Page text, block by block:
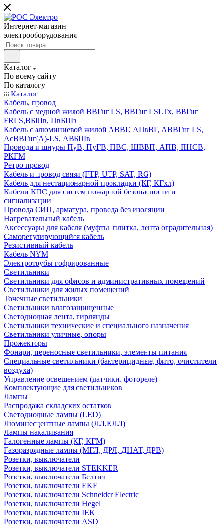
Интернет-магазин
электрооборудования
Каталог
По всему сайту
По каталогу
Каталог
Кабель, провод
Кабель с медной жилой ВВГнг LS, ВВГнг LSLTx, ВВГнг
FRLS,ВБШв, ПвБШв
Кабель с алюминиевой жилой АВВГ, АПвВГ, АВВГнг LS,
АсВВГнг(А)-LS, АВБШв
Провода и шнуры ПуВ, ПуГВ, ПВС, ШВВП, АПВ, ПНСВ,
РКГМ
Ретро провод
Кабель и провод связи (FTP, UTP, SAT, RG)
Кабель для нестационарной прокладки (КГ, КГхл)
Кабели КПС для систем пожарной безопасности и
сигнализации
Провода СИП, арматура, провода без изоляции
Нагревательный кабель
Аксессуары для кабеля (муфты, плитка, лента оградительная)
Саморегулирующийся кабель
Резистивный кабель
Кабель NYM
Электротрубы гофрированные
Светильники
Светильники для офисов и административных помещений
Светильники для жилых помещений
Точечные светильники
Светильники влагозащищенные
Светодиодная лента, гирлянды
Светильники технические и специального назначения
Светильники уличные, опоры
Прожекторы
Фонари, переносные светильники, элементы питания
Специальные светильники (бактерицидные, фито, очистители
воздуха)
Управление освещением (датчики, фотореле)
Комплектующие для светильников
Лампы
Распродажа складских остатков
Светодиодные лампы (LED)
Люминесцентные лампы (ЛЛ,КЛЛ)
Лампы накаливания
Галогенные лампы (КГ, КГМ)
Газоразрядные лампы (МГЛ, ДРЛ, ДНАТ, ДРВ)
Розетки, выключатели
Розетки, выключатели STEKKER
Розетки, выключатели Белтиз
Розетки, выключатели EKF
Розетки, выключатели Schneider Electric
Розетки, выключатели Hegel
Розетки, выключатели IEK
Розетки, выключатели ASD